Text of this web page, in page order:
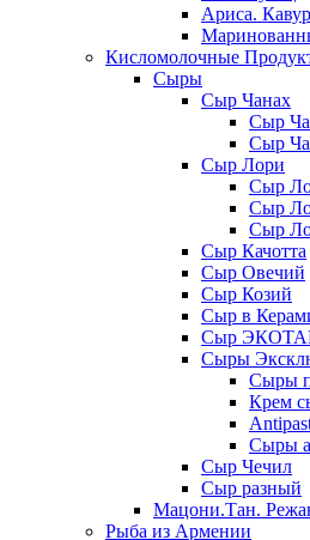
Ариса.
Кисломолочные
Сыры
Сыр Чанах
Сыр
Сыр
Сыр Лори
Сыр
Сыр
Сыр
Сыр Качотта
Сыр Овечий
Сыр Козий
Сыр в
Сыр
Сыры
Сыры
Крем
Сыры
Сыр Чечил
Сыр разный
Мацони.Тан.
Рыба из Армении